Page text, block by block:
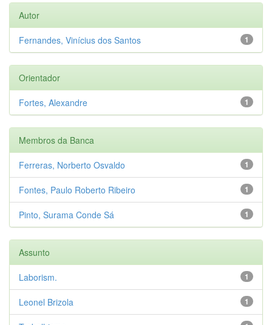
Autor
1
Fernandes, Vinícius dos Santos
Orientador
1
Fortes, Alexandre
Membros da Banca
1
Ferreras, Norberto Osvaldo
1
Fontes, Paulo Roberto Ribeiro
1
Pinto, Surama Conde Sá
Assunto
1
Laborism.
1
Leonel Brizola